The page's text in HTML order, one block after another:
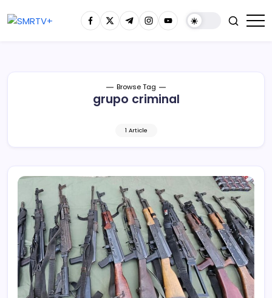
Browse Tag
grupo criminal
1 Article